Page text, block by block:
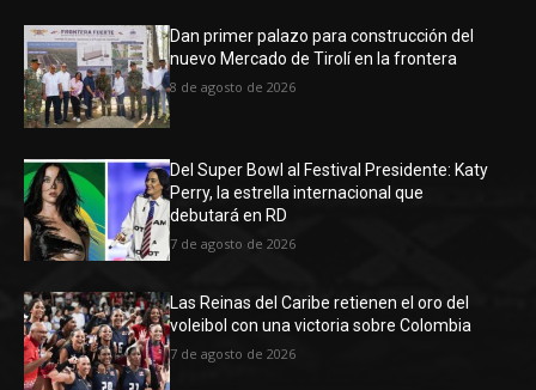
Dan primer palazo para construcción del
nuevo Mercado de Tirolí en la frontera
8 de agosto de 2026
Del Super Bowl al Festival Presidente: Katy
Perry, la estrella internacional que
debutará en RD
7 de agosto de 2026
Las Reinas del Caribe retienen el oro del
voleibol con una victoria sobre Colombia
7 de agosto de 2026